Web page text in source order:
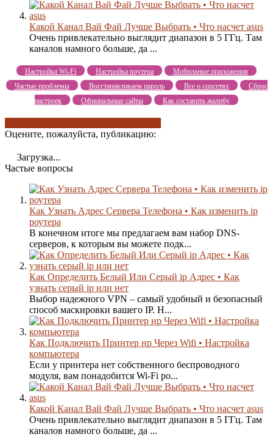
Какой Канал Вай Фай Лучше Выбрать • Что насчет asus
Очень привлекательно выглядит диапазон в 5 ГГц. Там
каналов намного больше, да ...
Настройка Wi-Fi Настройка роутера
Мобильные приложения
Частые проблемы
Восстанавливаем пароль Все о соцсетях
Сброс
настроек
Официальные сайты Как составить жалобу
Оцените, пожалуйста, публикацию:
Загрузка...
Частые вопросы
Как Узнать Адрес Сервера Телефона • Как изменить ip
роутера
В конечном итоге мы предлагаем вам набор DNS-
серверов, к которым вы можете подк...
Как Определить Белый Или Серый ip Адрес • Как
узнать серый ip или нет
Выбор надежного VPN – самый удобный и безопасный
способ маскировки вашего IP. Н...
Как Подключить Принтер нр Через Wifi • Настройка
компьютера
Если у принтера нет собственного беспроводного
модуля, вам понадобится Wi-Fi ро...
Какой Канал Вай Фай Лучше Выбрать • Что насчет asus
Очень привлекательно выглядит диапазон в 5 ГГц. Там
каналов намного больше, да ...